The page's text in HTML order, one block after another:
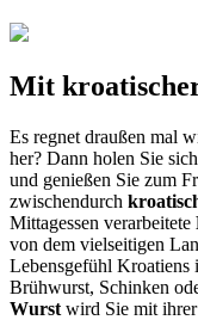
Mit
Es regnet draußen mal
her? Dann holen Sie
und genießen Sie zum
zwischendurch
Mittagessen verarbeitete
von dem vielseitigen
Lebensgefühl Kroatiens
Brühwurst, Schinken
Wurst wird Sie mit ihrer